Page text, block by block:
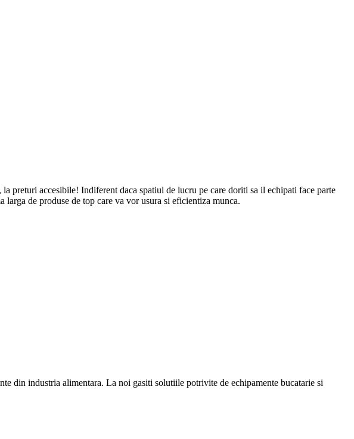
, la preturi accesibile! Indiferent daca spatiul de lucru pe care doriti sa il echipati face parte
de produse de top care va vor usura si eficientiza munca.
din industria alimentara. La noi gasiti solutiile potrivite de echipamente bucatarie si